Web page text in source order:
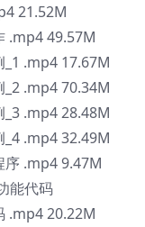
21.52M
.mp4 49.57M
.mp4 17.67M
.mp4 70.34M
.mp4 28.48M
.mp4 32.49M
.mp4 9.47M
能代码
.mp4 20.22M